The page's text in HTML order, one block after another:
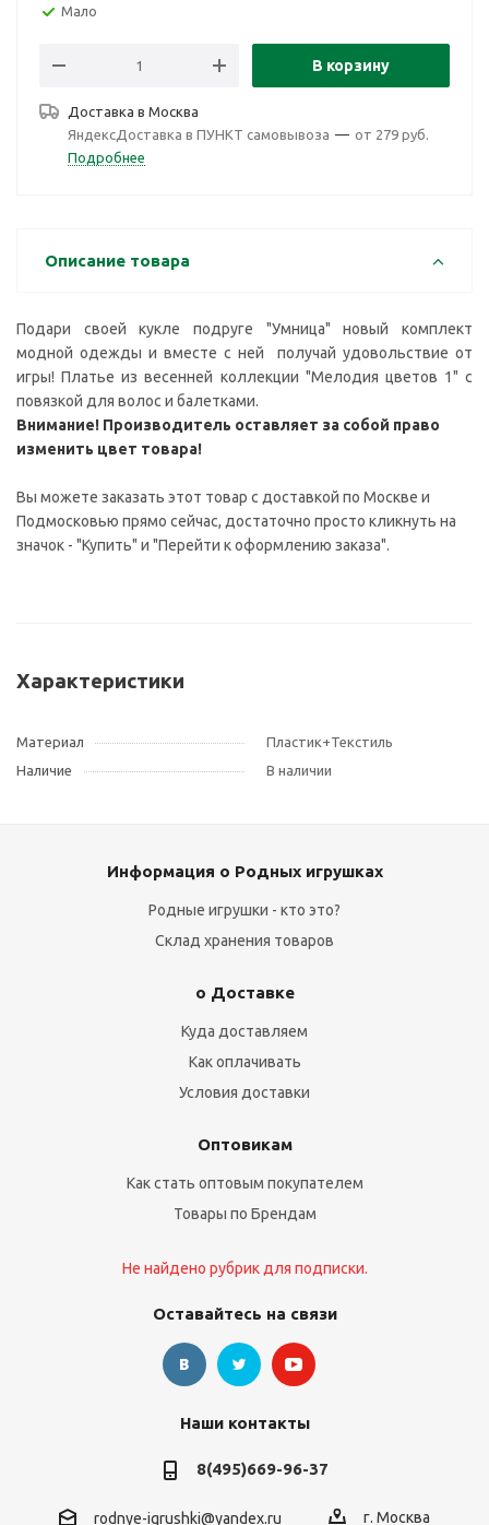
Мало
В корзину
Доставка в Москва
ЯндексДоставка в ПУНКТ самовывоза — от 279 руб.
Подробнее
Описание товара
Подари своей кукле подруге "Умница" новый комплект
модной одежды и вместе с ней получай удовольствие от
игры! Платье из весенней коллекции "Мелодия цветов 1" с
повязкой для волос и балетками.
Внимание! Производитель оставляет за собой право
изменить цвет товара!
Вы можете заказать этот товар с доставкой по Москве и
Подмосковью прямо сейчас, достаточно просто кликнуть на
значок - "Купить" и "Перейти к оформлению заказа".
Характеристики
Материал
Пластик+Текстиль
Наличие
В наличии
Информация о Родных игрушках
Родные игрушки - кто это?
Склад хранения товаров
о Доставке
Куда доставляем
Как оплачивать
Условия доставки
Оптовикам
Как стать оптовым покупателем
Товары по Брендам
Не найдено рубрик для подписки.
Оставайтесь на связи
Наши контакты
8(495)669-96-37
rodnye-igrushki@yandex.ru г. Москва